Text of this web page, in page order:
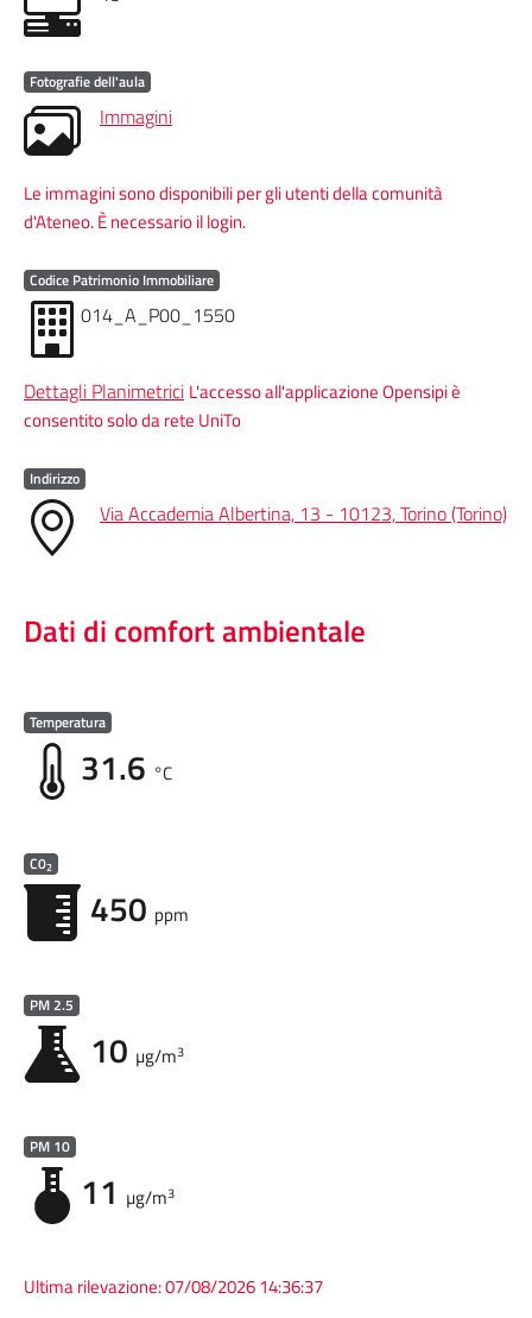
Fotografie dell'aula
Immagini
Le immagini sono disponibili per gli utenti della comunità
d'Ateneo. È necessario il login.
Codice Patrimonio Immobiliare
014_A_P00_1550
Dettagli Planimetrici L'accesso all'applicazione Opensipi è
consentito solo da rete UniTo
Indirizzo
Via Accademia Albertina, 13 - 10123, Torino (Torino)
Dati di comfort ambientale
Temperatura
31.6 °C
C02
450 ppm
PM 2.5
10 µg/m3
PM 10
11 µg/m3
Ultima rilevazione:07/08/2026 14:36:37